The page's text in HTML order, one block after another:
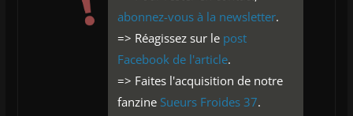
abonnez-vous à la newsletter.
=> Réagissez sur le post
Facebook de l'article.
=> Faites l'acquisition de notre
fanzine Sueurs Froides 37.